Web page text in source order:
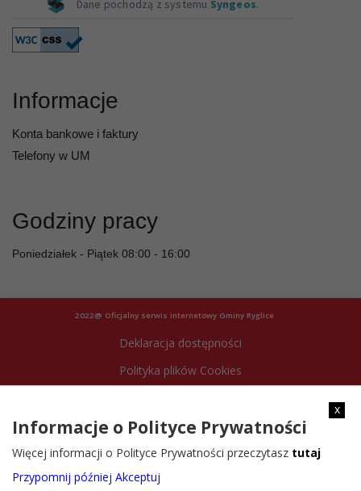
Informacje
Konta bankowe i faktury
Telefony w UM
Godziny pracy
Poniedziałek - Piątek 08:00 - 16:00
2022@ Oficjalny serwis internetowy Gminy Ryglice
Deklaracja dostępności
Polityka plików Cookies
x
Informacje o Polityce Prywatności
Więcej informacji o Polityce Prywatności przeczytasz tutaj
Przypomnij później Akceptuj